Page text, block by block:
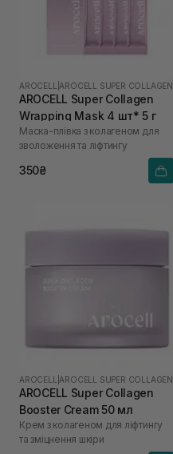
AROCELL AROCELL SUPER COLLAGEN
AROCELL Super Collagen
Wrapping Mask 4 шт* 5 г
Маска-плівка з колагеном для
зволоження та ліфтингу
350₴
AROCELL AROCELL SUPER COLLAGEN
AROCELL Super Collagen
Booster Cream 50 мл
Крем з колагеном для ліфтингу
та зміцнення шкіри